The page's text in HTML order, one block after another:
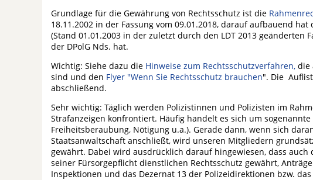
Grundlage für die Gewährung von Rechtsschutz ist die
18.11.2002 in der Fassung vom 09.01.2018, darauf aufbauend hat
(Stand 01.01.2003 in der zuletzt durch den LDT 2013 geänderten
der DPolG Nds. hat.
Wichtig: Siehe dazu die Hinweise zum Rechtsschutzverfahren, die
sind und den Flyer "Wenn Sie Rechtsschutz brauchen". Die
abschließend.
Sehr wichtig: Täglich werden Polizistinnen und Polizisten im
Strafanzeigen konfrontiert. Häufig handelt es sich um
Freiheitsberaubung, Nötigung u.a.). Gerade dann, wenn sich
Staatsanwaltschaft anschließt, wird unseren Mitgliedern
gewährt. Dabei wird ausdrücklich darauf hingewiesen, dass
seiner Fürsorgepflicht dienstlichen Rechtsschutz gewährt,
Inspektionen und das Dezernat 13 der Polizeidirektionen bzw. das